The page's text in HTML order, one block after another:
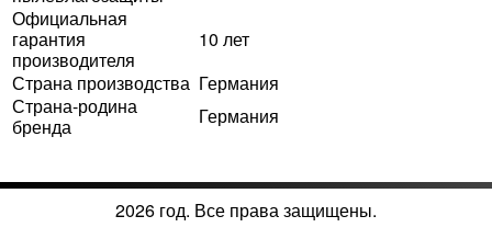
Официальная
гарантия
производителя
10 лет
Страна производства Германия
Страна-родина
бренда
Германия
2026 год. Все права защищены.